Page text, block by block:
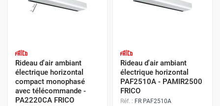
Rideau d'air ambiant
électrique horizontal
compact monophasé
avec télécommande -
PA2220CA FRICO
Rideau d'air ambiant
électrique horizontal
PAF2510A - PAMIR2500
FRICO
Réf. : FR PAF2510A